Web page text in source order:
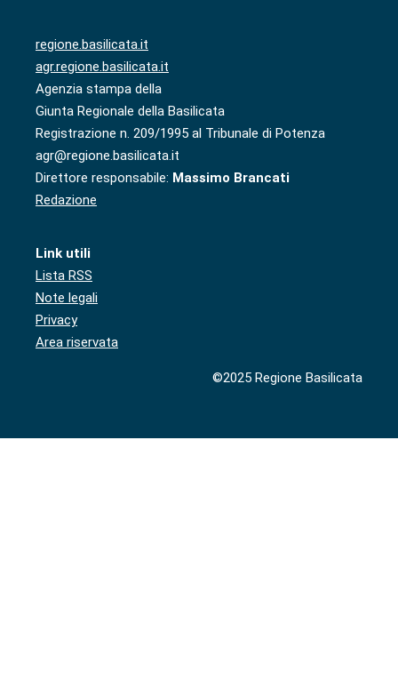
regione.basilicata.it
agr.regione.basilicata.it
Agenzia stampa della
Giunta Regionale della Basilicata
Registrazione n. 209/1995 al Tribunale di Potenza
agr@regione.basilicata.it
Direttore responsabile: Massimo Brancati
Redazione
Link utili
Lista RSS
Note legali
Privacy
Area riservata
©2025 Regione Basilicata